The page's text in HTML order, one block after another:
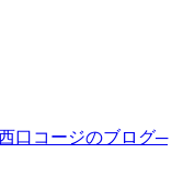
口コージのブログ─